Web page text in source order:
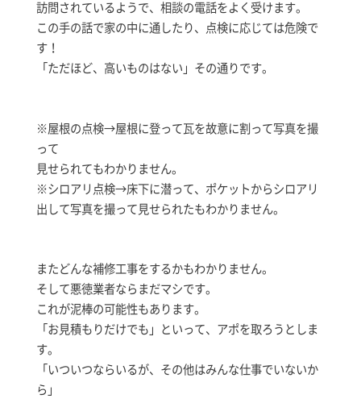
訪問されているようで、相談の電話をよく受けます。
この手の話で家の中に通したり、点検に応じては危険で
す！
「ただほど、高いものはない」その通りです。
※屋根の点検→屋根に登って瓦を故意に割って写真を撮
って
見せられてもわかりません。
※シロアリ点検→床下に潜って、ポケットからシロアリ
出して写真を撮って見せられたもわかりません。
またどんな補修工事をするかもわかりません。
そして悪徳業者ならまだマシです。
これが泥棒の可能性もあります。
「お見積もりだけでも」といって、アポを取ろうとしま
す。
「いついつならいるが、その他はみんな仕事でいないか
ら」